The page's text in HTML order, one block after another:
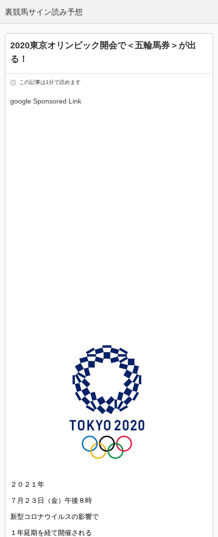
2020東京オリンピック開会で＜五輪馬券＞が出
る！
この記事は1分で読めます
google Sponsored Link
２０２１年
７月２３日（金）午後８時
新型コロナウイルスの影響で
１年延期を経て開催される